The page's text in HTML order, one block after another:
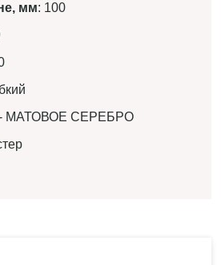
мм: 100
- МАТОВОЕ СЕРЕБРО